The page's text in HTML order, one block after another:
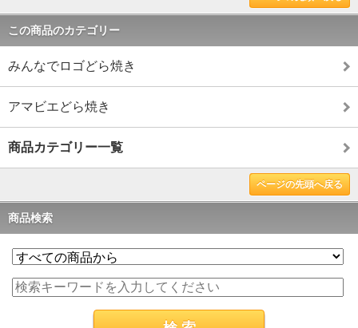
この商品のカテゴリー
みんなでロゴどら焼き
アマビエどら焼き
商品カテゴリー一覧
ページの先頭へ戻る
商品検索